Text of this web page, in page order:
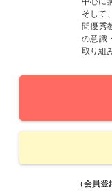
そして
間優秀
の意識
取り組
（会員